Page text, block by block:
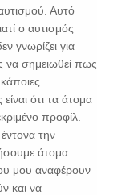
Αυτό
ο αυτισμός
γνωρίζει για
να σημειωθεί πως
ότι τα άτομα
προφίλ.
την
άτομα
μου αναφέρουν
και να